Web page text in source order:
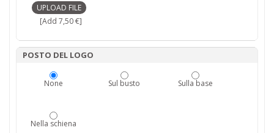
[Add 7,50 €]
POSTO DEL LOGO
None Sul busto Sulla base
Nella schiena